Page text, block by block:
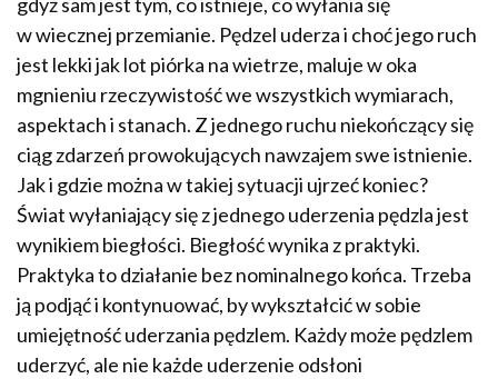
w wiecznej przemianie. Pędzel uderza i choć jego ruch
jest lekki jak lot piórka na wietrze, maluje w oka
mgnieniu rzeczywistość we wszystkich wymiarach,
aspektach i stanach. Z jednego ruchu niekończący się
ciąg zdarzeń prowokujących nawzajem swe istnienie.
Jak i gdzie można w takiej sytuacji ujrzeć koniec?
Świat wyłaniający się z jednego uderzenia pędzla jest
wynikiem biegłości. Biegłość wynika z praktyki.
Praktyka to działanie bez nominalnego końca. Trzeba
ją podjąć i kontynuować, by wykształcić w sobie
umiejętność uderzania pędzlem. Każdy może pędzlem
uderzyć, ale nie każde uderzenie odsłoni